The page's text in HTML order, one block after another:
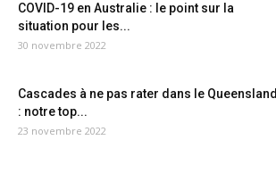
COVID-19 en Australie : le point sur la
situation pour les...
30 novembre 2022
Cascades à ne pas rater dans le Queensland
: notre top...
23 novembre 2022